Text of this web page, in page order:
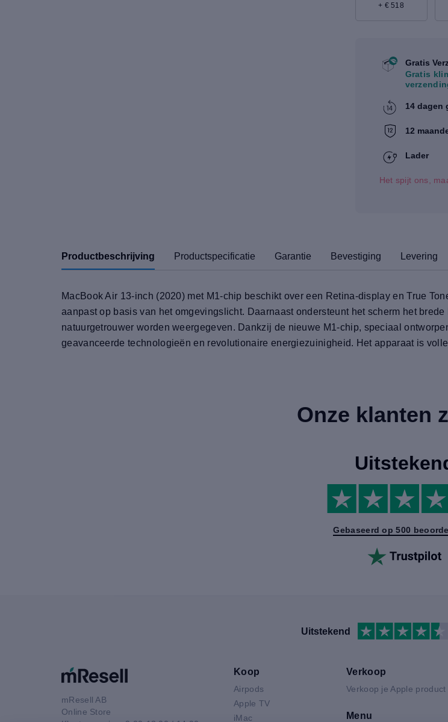
+ € 518
Gratis
Gratis
14 dagen
12
Lader
Het spijt ons,
Productbeschrijving Productspecificatie Garantie Bevestiging Levering
MacBook Air 13-inch (2020) met M1-chip beschikt over een Retina-display en True
aanpast op basis van het omgevingslicht. Daarnaast ondersteunt het scherm het
natuurgetrouwer worden weergegeven. Dankzij de nieuwe M1-chip, speciaal
geavanceerde technologieën en revolutionaire energiezuinigheid. Het apparaat is
Onze klanten
Gebaseerd op 500
Uitstekend
mResell AB
Online Store
Koop
Airpods
Apple TV
iMac
Verkoop
Verkoop je Apple product
Menu